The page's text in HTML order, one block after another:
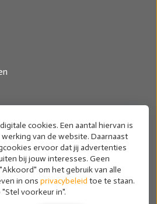
cookies. Een aantal hiervan is
van de website. Daarnaast
ervoor dat jij advertenties
bij jouw interesses. Geen
om het gebruik van alle
in ons privacybeleid toe te staan.
voorkeur in".